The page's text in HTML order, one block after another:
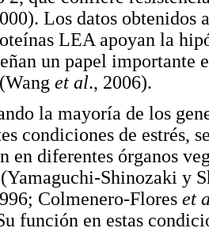
Los datos obtenidos
LEA apoyan la
un papel importante
et al., 2006).
la mayoría de los
condiciones de estrés,
en diferentes órganos
Shinozaki y
Colmenero-Flores et
función en estas